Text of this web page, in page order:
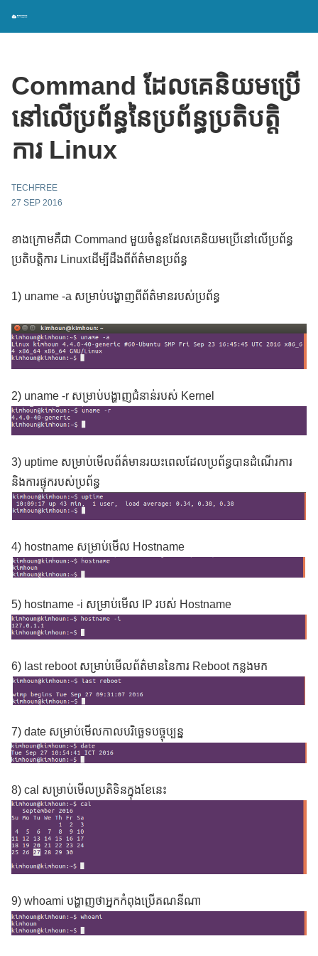
Command ដែល​​គេ​​និយម​​ប្រើ​​
នៅ​លើ​​ប្រព័ន្ធនៃប្រព័ន្ធ​​ប្រតិបត្តិ
ការ​ Linux
TECHFREE
27 SEP 2016
ខាងក្រោមគឺជា Command មួយចំនួនដែលគេនិយមប្រើនៅលើប្រព័ន្ធ
ប្រតិបត្តិការ Linuxដើម្បីដឹងពីព័ត៌មានប្រព័ន្ធ
1) uname -a សម្រាប់បង្ហាញពីព័ត៌មានរបស់ប្រព័ន្ធ
2) uname -r សម្រាប់បង្ហាញជំនាន់របស់ Kernel
3) uptime សម្រាប់មើលព័ត៌មានរយះពេលដែលប្រព័ន្ធបានដំណើរការ
និងការផ្ទុករបស់ប្រព័ន្ធ
4) hostname សម្រាប់មើល Hostname
5) hostname -i សម្រាប់មើល IP របស់ Hostname
6) last reboot សម្រាប់មើលព័ត៌មាននៃការ Reboot កន្លងមក
7) date សម្រាប់មើលកាលបរិច្ឆេទបច្ចុប្បន្ន
8) cal សម្រាប់មើលប្រតិទិនក្នុងខែនេះ
9) whoami បង្ហាញថាអ្នកកំពុងប្រើគណនីណា